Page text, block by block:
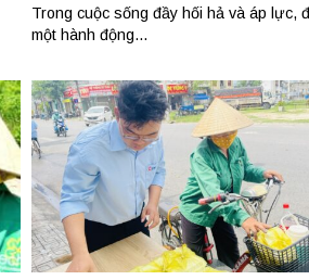
ĐẦY TÂM HUYẾT
Trong cuộc sống đầy hối hả và áp lực,
một hành động...